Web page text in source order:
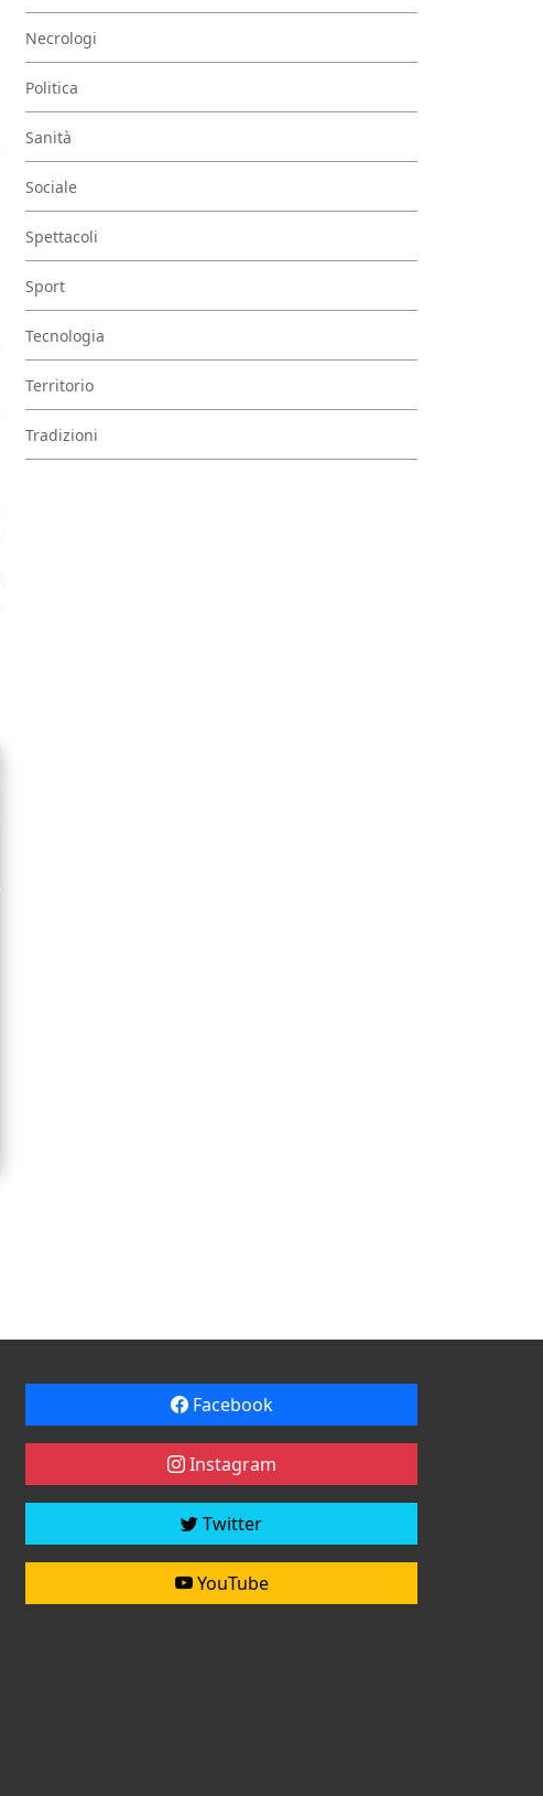
Necrologi
Politica
Sanità
Sociale
Spettacoli
Sport
Tecnologia
Territorio
Tradizioni
Facebook
Instagram
Twitter
YouTube